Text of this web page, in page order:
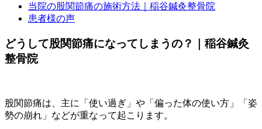
当院の股関節痛の施術方法｜稲谷鍼灸整骨院
患者様の声
どうして股関節痛になってしまうの？｜稲谷鍼灸
整骨院
股関節痛は、主に「使い過ぎ」や「偏った体の使い方」「姿
勢の崩れ」などが重なって起こります。